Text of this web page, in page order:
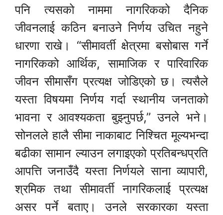
पनि त्यसको नाममा नागरिकको दैनिक
जीवनलाई कठिन बनाउने निर्णय उचित नहुने
धारणा राखे। “सीमावर्ती क्षेत्रमा बसोबास गर्ने
नागरिकको आर्थिक, सामाजिक र पारिवारिक
जीवन सीमासँग प्रत्यक्ष जोडिएको छ। त्यसैले
यस्ता विषयमा निर्णय गर्दा स्थानीय जनताको
भावना र आवश्यकता बुझ्नुपर्छ,” उनले भने।
सोनलले हालै सीमा नाकाबाट निश्चित मूल्यभन्दा
बढीका सामान ल्याउन लगाइएको प्रतिबन्धप्रति
आपत्ति जनाउँदै यस्ता निर्णयले साना व्यापारी,
श्रमिक तथा सीमावर्ती नागरिकलाई प्रत्यक्ष
असर पर्ने बताए। उनले सरकारका यस्ता